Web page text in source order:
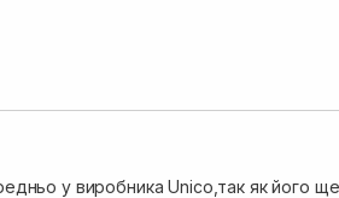
у виробника Unico,так як його